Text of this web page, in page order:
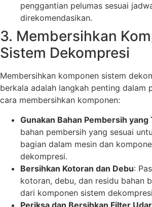
penggantian pelumas sesuai
direkomendasikan.
3. Membersihkan
Sistem Dekompresi
Membersihkan komponen sistem
berkala adalah langkah penting dalam
cara membersihkan komponen:
Gunakan Bahan Pembersih yang
bahan pembersih yang sesuai
bagian dalam mesin dan
dekompresi.
Bersihkan Kotoran dan Debu:
kotoran, debu, dan residu bahan
dari komponen sistem
Periksa dan Bersihkan Filter